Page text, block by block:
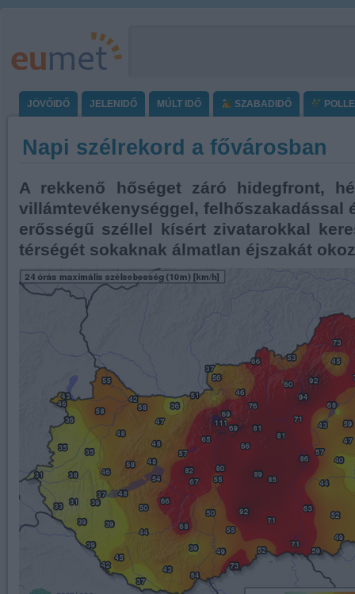
JÖVŐIDŐ JELENIDŐ MÚLT IDŐ SZABADIDŐ
Napi szélrekord a fővárosban
A rekkenő hőséget záró hidegfront,
villámtevékenységgel, felhőszakadással
erősségű széllel kísért zivatarokkal
térségét sokaknak álmatlan éjszakát